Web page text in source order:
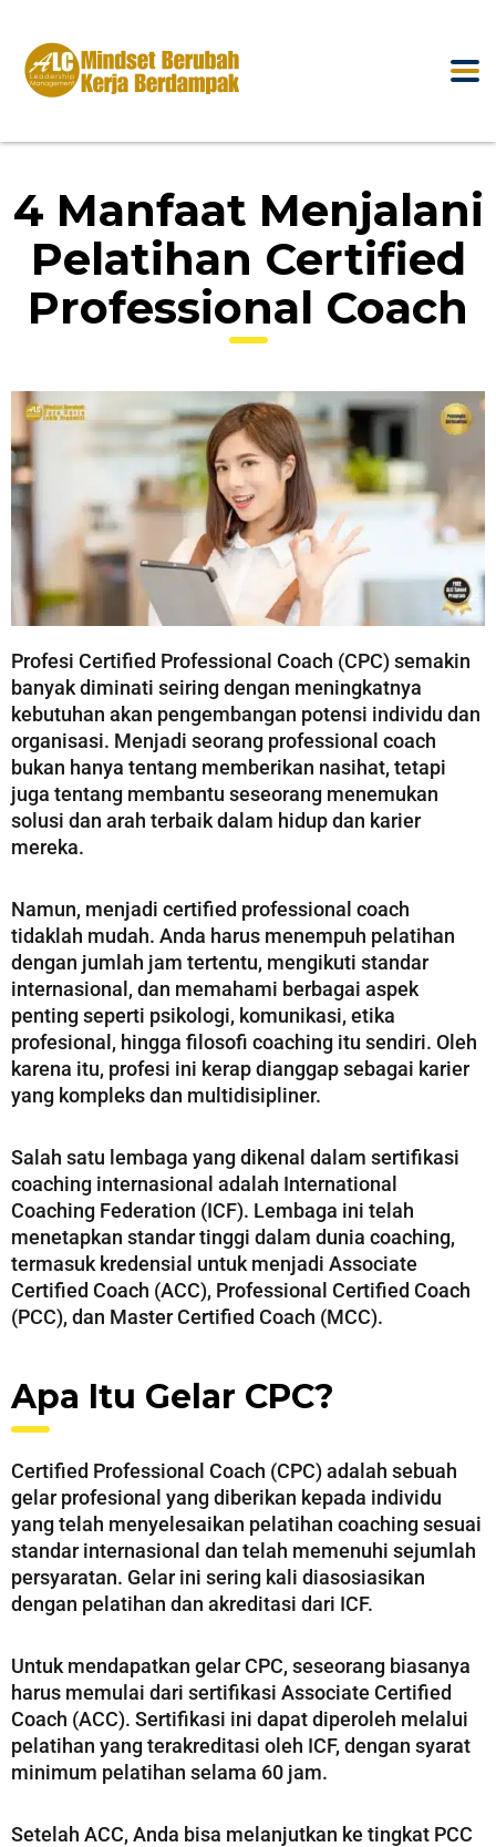
4 Manfaat Menjalani
Pelatihan Certified
Professional Coach
Profesi Certified Professional Coach (CPC) semakin
banyak diminati seiring dengan meningkatnya
kebutuhan akan pengembangan potensi individu dan
organisasi. Menjadi seorang professional coach
bukan hanya tentang memberikan nasihat, tetapi
juga tentang membantu seseorang menemukan
solusi dan arah terbaik dalam hidup dan karier
mereka.
Namun, menjadi certified professional coach
tidaklah mudah. Anda harus menempuh pelatihan
dengan jumlah jam tertentu, mengikuti standar
internasional, dan memahami berbagai aspek
penting seperti psikologi, komunikasi, etika
profesional, hingga filosofi coaching itu sendiri. Oleh
karena itu, profesi ini kerap dianggap sebagai karier
yang kompleks dan multidisipliner.
Salah satu lembaga yang dikenal dalam sertifikasi
coaching internasional adalah International
Coaching Federation (ICF). Lembaga ini telah
menetapkan standar tinggi dalam dunia coaching,
termasuk kredensial untuk menjadi Associate
Certified Coach (ACC), Professional Certified Coach
(PCC), dan Master Certified Coach (MCC).
Apa Itu Gelar CPC?
Certified Professional Coach (CPC) adalah sebuah
gelar profesional yang diberikan kepada individu
yang telah menyelesaikan pelatihan coaching sesuai
standar internasional dan telah memenuhi sejumlah
persyaratan. Gelar ini sering kali diasosiasikan
dengan pelatihan dan akreditasi dari ICF.
Untuk mendapatkan gelar CPC, seseorang biasanya
harus memulai dari sertifikasi Associate Certified
Coach (ACC). Sertifikasi ini dapat diperoleh melalui
pelatihan yang terakreditasi oleh ICF, dengan syarat
minimum pelatihan selama 60 jam.
Setelah ACC, Anda bisa melanjutkan ke tingkat PCC